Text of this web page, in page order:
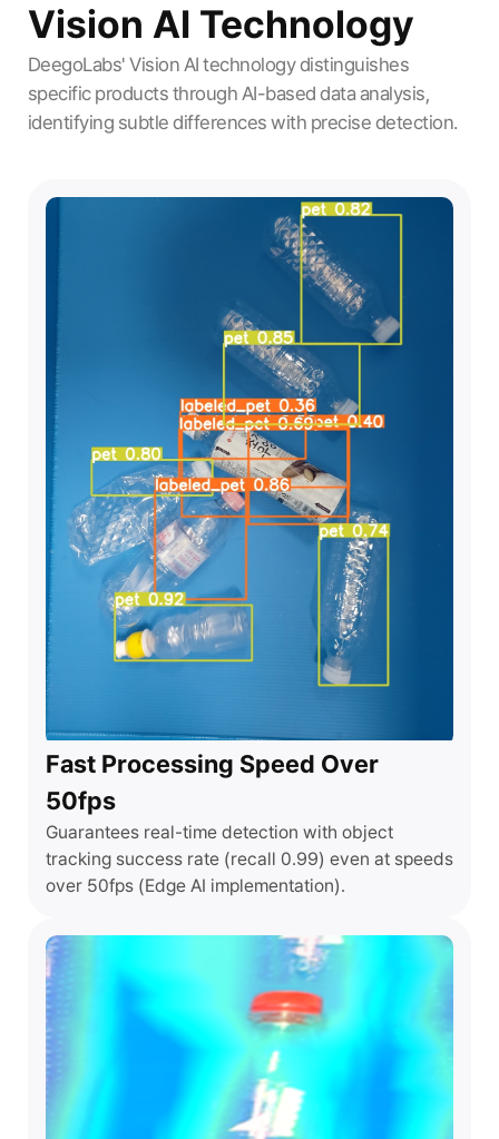
Vision AI Technology
DeegoLabs' Vision AI technology distinguishes
specific products through AI-based data analysis,
identifying subtle differences with precise detection.
Fast Processing Speed Over
50fps
Guarantees real-time detection with object
tracking success rate (recall 0.99) even at speeds
over 50fps (Edge AI implementation).